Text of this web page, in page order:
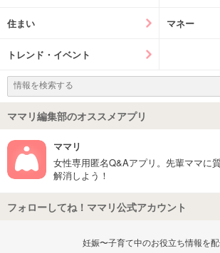
住まい マネー
トレンド・イベント
ママリ編集部のオススメアプリ
ママリ
女性専用匿名Q&Aアプリ。先輩ママに
解消しよう！
フォローしてね！ママリ公式アカウント
妊娠〜子育て中のお役立ち情報を